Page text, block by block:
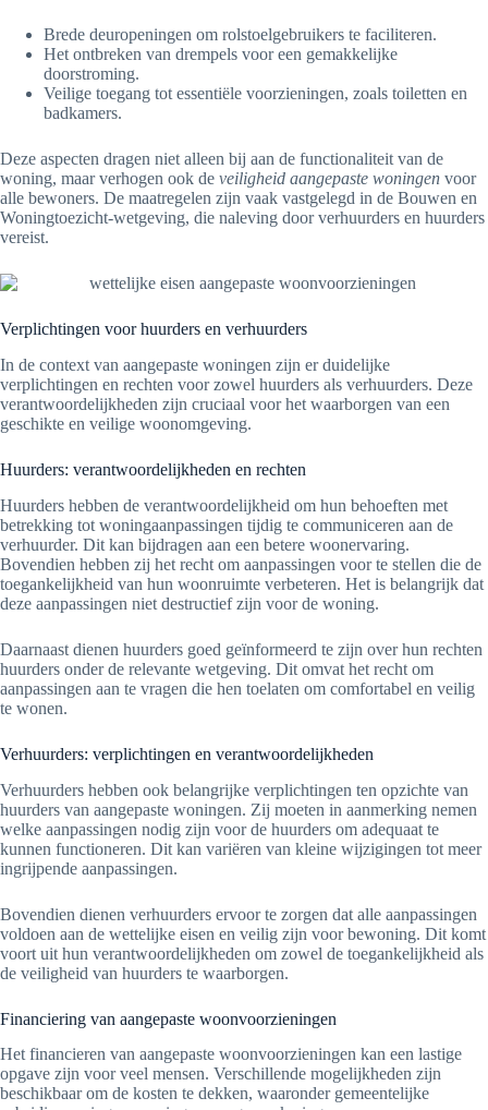
Brede deuropeningen om rolstoelgebruikers te faciliteren.
Het ontbreken van drempels voor een gemakkelijke
doorstroming.
Veilige toegang tot essentiële voorzieningen, zoals toiletten en
badkamers.
Deze aspecten dragen niet alleen bij aan de functionaliteit van de
woning, maar verhogen ook de veiligheid aangepaste woningen voor
alle bewoners. De maatregelen zijn vaak vastgelegd in de Bouwen en
Woningtoezicht-wetgeving, die naleving door verhuurders en huurders
vereist.
Verplichtingen voor huurders en verhuurders
In de context van aangepaste woningen zijn er duidelijke
verplichtingen en rechten voor zowel huurders als verhuurders. Deze
verantwoordelijkheden zijn cruciaal voor het waarborgen van een
geschikte en veilige woonomgeving.
Huurders: verantwoordelijkheden en rechten
Huurders hebben de verantwoordelijkheid om hun behoeften met
betrekking tot woningaanpassingen tijdig te communiceren aan de
verhuurder. Dit kan bijdragen aan een betere woonervaring.
Bovendien hebben zij het recht om aanpassingen voor te stellen die de
toegankelijkheid van hun woonruimte verbeteren. Het is belangrijk dat
deze aanpassingen niet destructief zijn voor de woning.
Daarnaast dienen huurders goed geïnformeerd te zijn over hun rechten
huurders onder de relevante wetgeving. Dit omvat het recht om
aanpassingen aan te vragen die hen toelaten om comfortabel en veilig
te wonen.
Verhuurders: verplichtingen en verantwoordelijkheden
Verhuurders hebben ook belangrijke verplichtingen ten opzichte van
huurders van aangepaste woningen. Zij moeten in aanmerking nemen
welke aanpassingen nodig zijn voor de huurders om adequaat te
kunnen functioneren. Dit kan variëren van kleine wijzigingen tot meer
ingrijpende aanpassingen.
Bovendien dienen verhuurders ervoor te zorgen dat alle aanpassingen
voldoen aan de wettelijke eisen en veilig zijn voor bewoning. Dit komt
voort uit hun verantwoordelijkheden om zowel de toegankelijkheid als
de veiligheid van huurders te waarborgen.
Financiering van aangepaste woonvoorzieningen
Het financieren van aangepaste woonvoorzieningen kan een lastige
opgave zijn voor veel mensen. Verschillende mogelijkheden zijn
beschikbaar om de kosten te dekken, waaronder gemeentelijke